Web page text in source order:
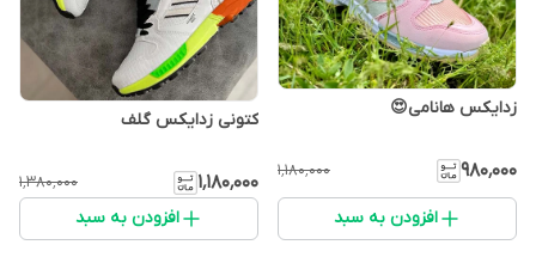
زدایکس هانامی😍
۹۸۰٬۰۰۰ ۱٬۱۸۰٬۰۰۰
افزودن به سبد
کتونی زدایکس گلف
۱٬۱۸۰٬۰۰۰ ۱٬۳۸۰٬۰۰۰
افزودن به سبد